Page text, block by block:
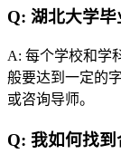
Q: 湖北大学毕
A: 每个学校和学
般要达到一定的
或咨询导师。
Q: 我如何找到